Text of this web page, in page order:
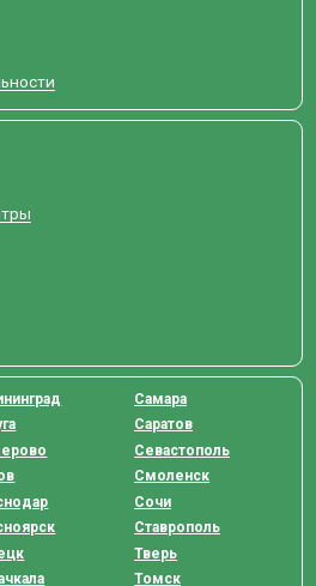
Самара
Саратов
Севастополь
Смоленск
Сочи
Ставрополь
Тверь
Томск